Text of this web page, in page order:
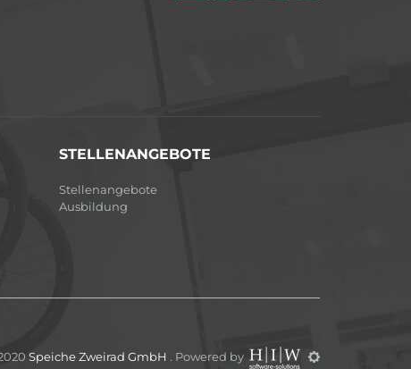
STELLENANGEBOTE
Stellenangebote
Ausbildung
Speiche Zweirad GmbH . Powered by